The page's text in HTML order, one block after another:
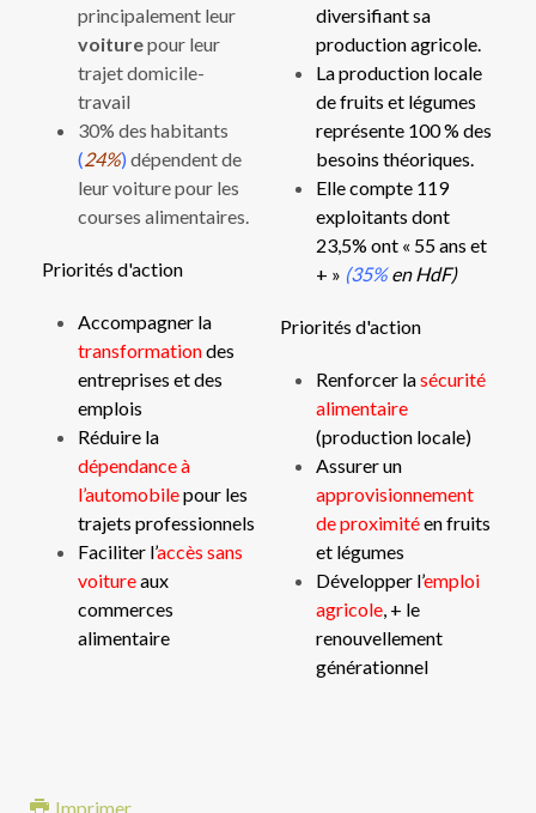
principalement leur
voiturepour leur
trajet domicile-
travail
30% des habitants
(24%) dépendent de
leur voiture pour les
courses alimentaires.
Priorités d'action
Accompagner la
transformationdes
entreprises et des
emplois
Réduire la
dépendance à
l’automobilepour les
trajets professionnels
Faciliter l’accès sans
voitureaux
commerces
alimentaire
diversifiant sa
production agricole.
La production locale
de fruits et légumes
représente 100 % des
besoins théoriques.
Elle compte 119
exploitants dont
23,5% ont « 55 ans et
+ » (35%en HdF)
Priorités d'action
Renforcer lasécurité
alimentaire
(production locale)
Assurer un
approvisionnement
de proximitéen fruits
et légumes
Développer l’emploi
agricole, + le
renouvellement
générationnel
Imprimer